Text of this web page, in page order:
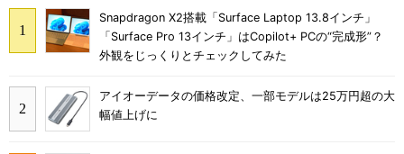
Snapdragon X2搭載「Surface Laptop 13.8インチ」
「Surface Pro 13インチ」はCopilot+ PCの“完成形”？
外観をじっくりとチェックしてみた
アイオーデータの価格改定、一部モデルは25万円超の大
幅値上げに